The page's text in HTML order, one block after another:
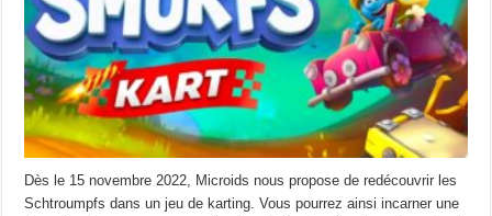
Dès le 15 novembre 2022, Microids nous propose de redécouvrir les
Schtroumpfs dans un jeu de karting. Vous pourrez ainsi incarner une